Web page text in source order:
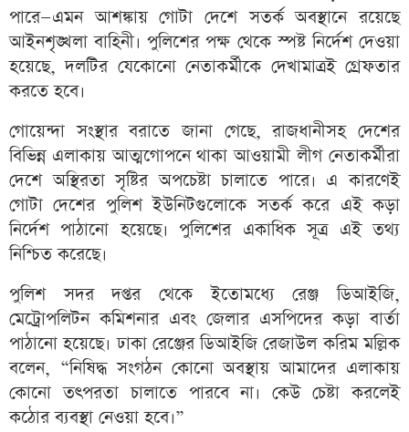
পারে—এমন আশঙ্কায় গোটা দেশে সতর্ক অবস্থানে রয়েছে
আইনশৃঙ্খলা বাহিনী। পুলিশের পক্ষ থেকে স্পষ্ট নির্দেশ দেওয়া
হয়েছে, দলটির যেকোনো নেতাকর্মীকে দেখামাত্রই গ্রেফতার
করতে হবে।
গোয়েন্দা সংস্থার বরাতে জানা গেছে, রাজধানীসহ দেশের
বিভিন্ন এলাকায় আত্মগোপনে থাকা আওয়ামী লীগ নেতাকর্মীরা
দেশে অস্থিরতা সৃষ্টির অপচেষ্টা চালাতে পারে। এ কারণেই
গোটা দেশের পুলিশ ইউনিটগুলোকে সতর্ক করে এই কড়া
নির্দেশ পাঠানো হয়েছে। পুলিশের একাধিক সূত্র এই তথ্য
নিশ্চিত করেছে।
পুলিশ সদর দপ্তর থেকে ইতোমধ্যে রেঞ্জ ডিআইজি,
মেট্রোপলিটন কমিশনার এবং জেলার এসপিদের কড়া বার্তা
পাঠানো হয়েছে। ঢাকা রেঞ্জের ডিআইজি রেজাউল করিম মল্লিক
বলেন, “নিষিদ্ধ সংগঠন কোনো অবস্থায় আমাদের এলাকায়
কোনো তৎপরতা চালাতে পারবে না। কেউ চেষ্টা করলেই
কঠোর ব্যবস্থা নেওয়া হবে।”